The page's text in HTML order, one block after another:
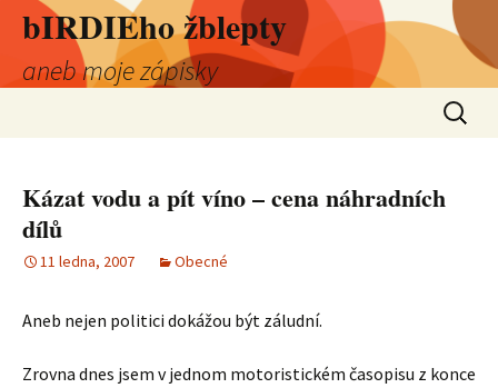
bIRDIEho žblepty
aneb moje zápisky
Kázat vodu a pít víno – cena náhradních
dílů
11 ledna, 2007 Obecné
Aneb nejen politici dokážou být záludní.
Zrovna dnes jsem v jednom motoristickém časopisu z konce